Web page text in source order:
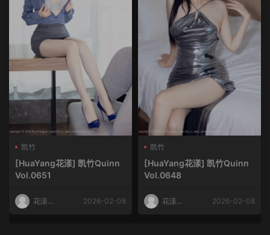
凯竹
[HuaYang花漾] 凯竹Quinn
Vol.0651
花漾
2026-02-08
凯竹
[HuaYang花漾] 凯竹Quinn
Vol.0648
花漾
2026-02-08